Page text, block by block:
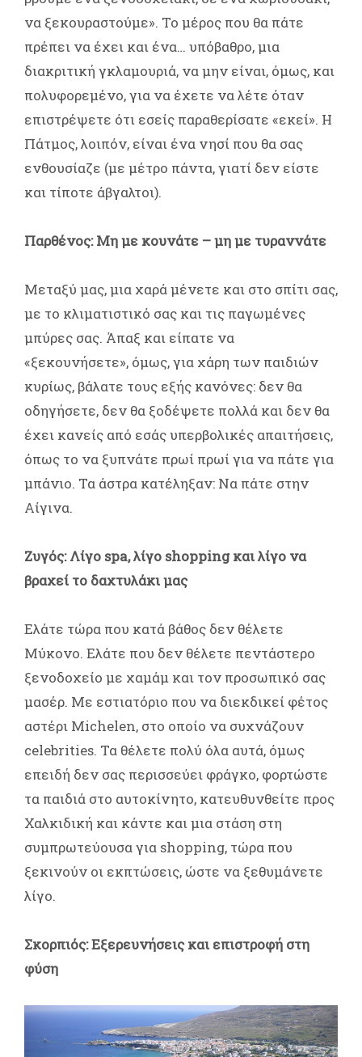
να ξεκουραστούμε». Το μέρος που θα πάτε
πρέπει να έχει και ένα… υπόβαθρο, μια
διακριτική γκλαμουριά, να μην είναι, όμως, και
πολυφορεμένο, για να έχετε να λέτε όταν
επιστρέψετε ότι εσείς παραθερίσατε «εκεί». Η
Πάτμος, λοιπόν, είναι ένα νησί που θα σας
ενθουσίαζε (με μέτρο πάντα, γιατί δεν είστε
και τίποτε άβγαλτοι).
Παρθένος: Μη με κουνάτε – μη με τυραννάτε
Μεταξύ μας, μια χαρά μένετε και στο σπίτι σας,
με το κλιματιστικό σας και τις παγωμένες
μπύρες σας. Άπαξ και είπατε να
«ξεκουνήσετε», όμως, για χάρη των παιδιών
κυρίως, βάλατε τους εξής κανόνες: δεν θα
οδηγήσετε, δεν θα ξοδέψετε πολλά και δεν θα
έχει κανείς από εσάς υπερβολικές απαιτήσεις,
όπως το να ξυπνάτε πρωί πρωί για να πάτε για
μπάνιο. Τα άστρα κατέληξαν: Να πάτε στην
Αίγινα.
Ζυγός: Λίγο spa, λίγο shopping και λίγο να
βραχεί το δαχτυλάκι μας
Ελάτε τώρα που κατά βάθος δεν θέλετε
Μύκονο. Ελάτε που δεν θέλετε πεντάστερο
ξενοδοχείο με χαμάμ και τον προσωπικό σας
μασέρ. Με εστιατόριο που να διεκδικεί φέτος
αστέρι Michelen, στο οποίο να συχνάζουν
celebrities. Τα θέλετε πολύ όλα αυτά, όμως
επειδή δεν σας περισσεύει φράγκο, φορτώστε
τα παιδιά στο αυτοκίνητο, κατευθυνθείτε προς
Χαλκιδική και κάντε και μια στάση στη
συμπρωτεύουσα για shopping, τώρα που
ξεκινούν οι εκπτώσεις, ώστε να ξεθυμάνετε
λίγο.
Σκορπιός: Εξερευνήσεις και επιστροφή στη
φύση